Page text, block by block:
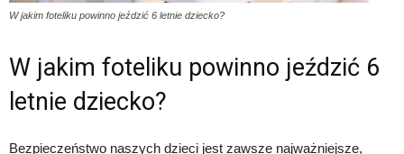
W jakim foteliku powinno jeździć 6 letnie dziecko?
W jakim foteliku powinno jeździć 6
letnie dziecko?
Bezpieczeństwo naszych dzieci jest zawsze najważniejsze,